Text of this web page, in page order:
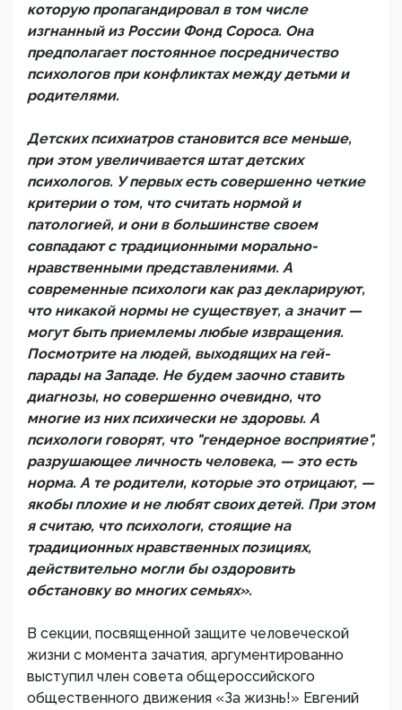
которую пропагандировал в том числе
изгнанный из России Фонд Сороса. Она
предполагает постоянное посредничество
психологов при конфликтах между детьми и
родителями.
Детских психиатров становится все меньше,
при этом увеличивается штат детских
психологов. У первых есть совершенно четкие
критерии о том, что считать нормой и
патологией, и они в большинстве своем
совпадают с традиционными морально-
нравственными представлениями. А
современные психологи как раз декларируют,
что никакой нормы не существует, а значит —
могут быть приемлемы любые извращения.
Посмотрите на людей, выходящих на гей-
парады на Западе. Не будем заочно ставить
диагнозы, но совершенно очевидно, что
многие из них психически не здоровы. А
психологи говорят, что "гендерное восприятие",
разрушающее личность человека, — это есть
норма. А те родители, которые это отрицают, —
якобы плохие и не любят своих детей. При этом
я считаю, что психологи, стоящие на
традиционных нравственных позициях,
действительно могли бы оздоровить
обстановку во многих семьях».
В секции, посвященной защите человеческой
жизни с момента зачатия, аргументированно
выступил член совета общероссийского
общественного движения «За жизнь!» Евгений